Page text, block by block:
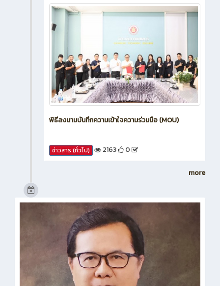
พิธีลงนามบันทึกความเข้าใจความร่วมมือ (MOU)
ข่าวสาร (ทั่วไป) 2163 0
more